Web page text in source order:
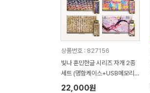
상품번호 : 827156
빛나 훈민한글 시리즈 자개 2종
세트 (명함케이스+USB메모리
USB3.0 16GB~128GB)
22,000원